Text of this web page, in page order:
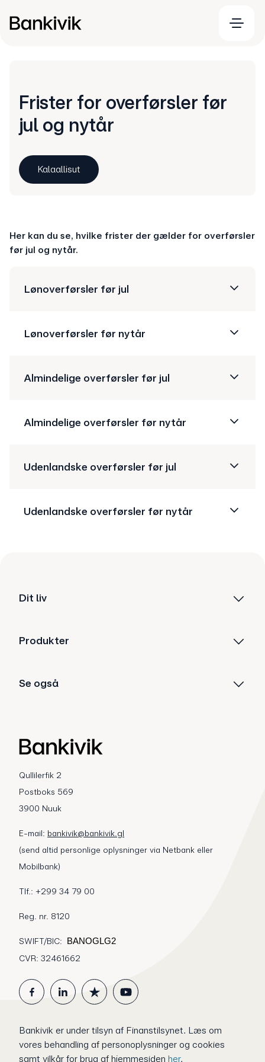
Frister for overførsler før
jul og nytår
Kalaallisut
Her kan du se, hvilke frister der gælder for overførsler
før jul og nytår.
Lønoverførsler før jul
Lønoverførsler før nytår
Almindelige overførsler før jul
Almindelige overførsler før nytår
Udenlandske overførsler før jul
Udenlandske overførsler før nytår
Dit liv
Produkter
Se også
Qullilerfik 2
Postboks 569
3900 Nuuk
E-mail: bankivik@bankivik.gl
(send altid personlige oplysninger via Netbank eller
Mobilbank)
Tlf.: +299 34 79 00
Reg. nr. 8120
SWIFT/BIC:
BANOGLG2
CVR: 32461662
Bankivik er under tilsyn af Finanstilsynet. Læs om
vores behandling af personoplysninger og cookies
samt vilkår for brug af hjemmesiden her.